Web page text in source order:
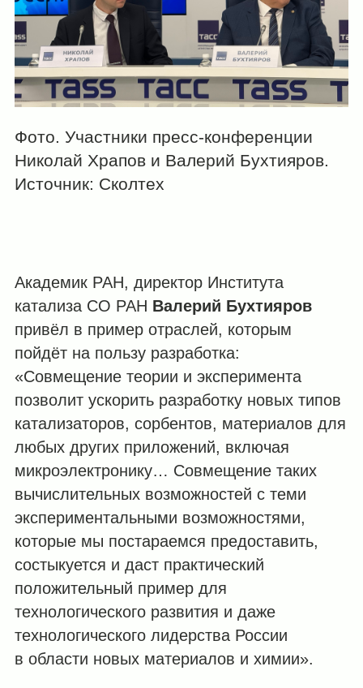
Фото. Участники пресс-конференции
Николай Храпов и Валерий Бухтияров.
Источник: Сколтех
Академик РАН, директор Института
катализа СО РАН Валерий Бухтияров
привёл в пример отраслей, которым
пойдёт на пользу разработка:
«Совмещение теории и эксперимента
позволит ускорить разработку новых типов
катализаторов, сорбентов, материалов для
любых других приложений, включая
микроэлектронику… Совмещение таких
вычислительных возможностей с теми
экспериментальными возможностями,
которые мы постараемся предоставить,
состыкуется и даст практический
положительный пример для
технологического развития и даже
технологического лидерства России
в области новых материалов и химии».